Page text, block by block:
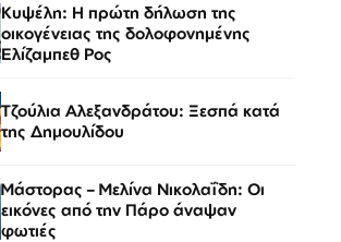
Κυψέλη: Η πρώτη δήλωση της
οικογένειας της δολοφονημένης
Ελίζαμπεθ Ρος
Τζούλια Αλεξανδράτου: Ξεσπά κατά
της Δημουλίδου
Μάστορας – Μελίνα Νικολαΐδη: Οι
εικόνες από την Πάρο άναψαν
φωτιές